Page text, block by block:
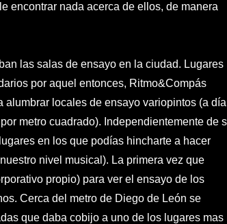
encontrar nada acerca de ellos, de manera
las salas de ensayo en la ciudad. Lugares
por aquel entonces, Ritmo&Compás
locales de ensayo variopintos (a día
metro cuadrado). Independientemente de
en los que podías hincharte a hacer
nivel musical). La primera vez que
propio) para ver el ensayo de los
Cerca del metro de Diego de León se
que daba cobijo a uno de los lugares mas